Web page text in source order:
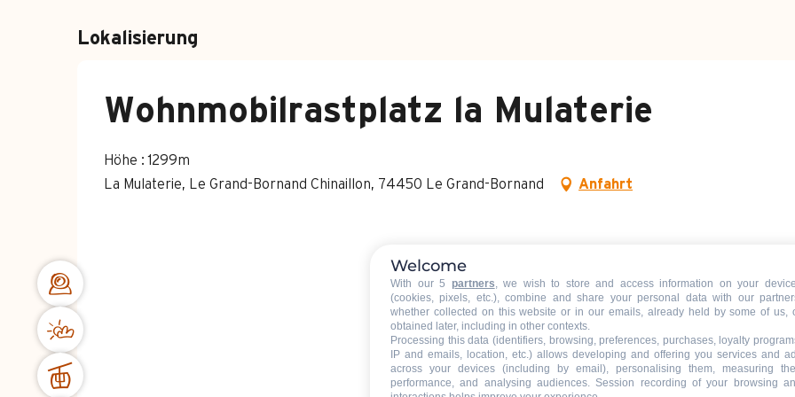
Lokalisierung
Wohnmobilrastplatz la Mulaterie
Höhe : 1299m
La Mulaterie, Le Grand-Bornand Chinaillon, 74450 Le Grand-Bornand
Anfahrt
Welcome
With our 5 partners , we wish to store and access information on your
(cookies, pixels, etc.), combine and share your personal data with our
whether collected on this website or in our emails, already held by some of us,
obtained later, including in other contexts.
Processing this data (identifiers, browsing, preferences, purchases, loyalty
IP and emails, location, etc.) allows developing and offering you services and
across your devices (including by email), personalising them, measuring
performance, and analysing audiences. Session recording of your browsing